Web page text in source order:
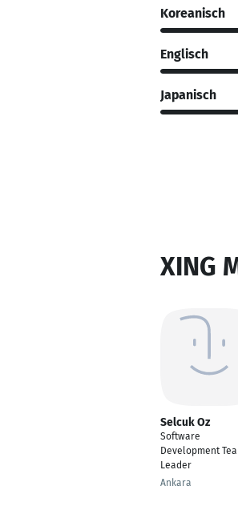
Koreanisch
Englisch
Japanisch
XING
Selcuk Oz
Software
Development
Leader
Ankara